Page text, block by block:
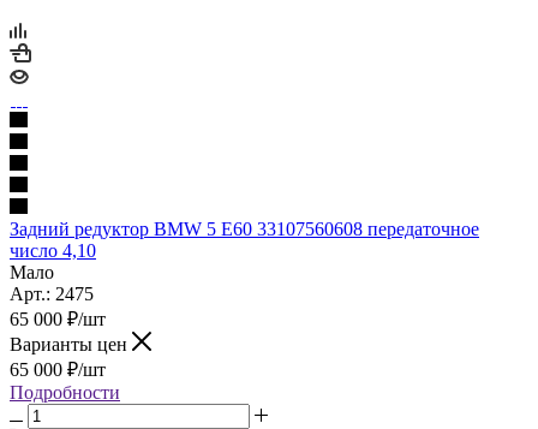
Задний редуктор BMW 5 Е60 33107560608 передаточное
число 4,10
Мало
Арт.: 2475
65 000 ₽/шт
Варианты цен
65 000 ₽/шт
Подробности